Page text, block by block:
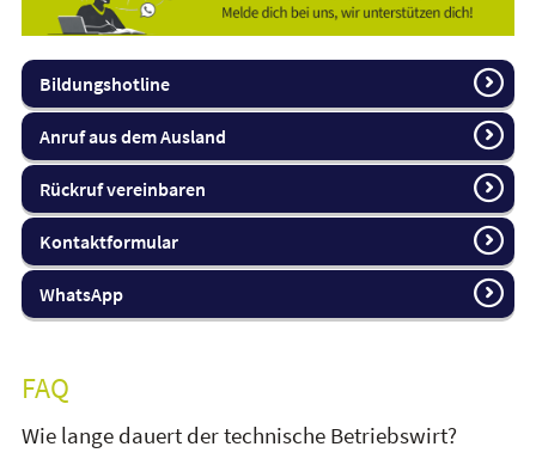
Bildungshotline
Anruf aus dem Ausland
Rückruf vereinbaren
Kontaktformular
WhatsApp
FAQ
Wie lange dauert der technische Betriebswirt?